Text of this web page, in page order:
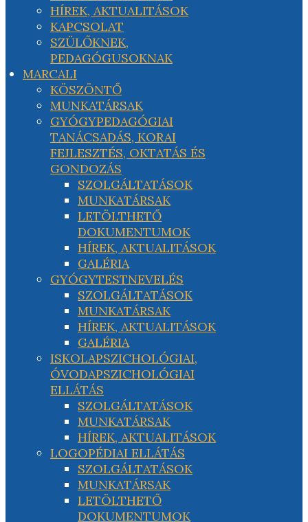
HÍREK, AKTUALITÁSOK
KAPCSOLAT
SZÜLŐKNEK,
PEDAGÓGUSOKNAK
MARCALI
KÖSZÖNTŐ
MUNKATÁRSAK
GYÓGYPEDAGÓGIAI
TANÁCSADÁS, KORAI
FEJLESZTÉS, OKTATÁS ÉS
GONDOZÁS
SZOLGÁLTATÁSOK
MUNKATÁRSAK
LETÖLTHETŐ
DOKUMENTUMOK
HÍREK, AKTUALITÁSOK
GALÉRIA
GYÓGYTESTNEVELÉS
SZOLGÁLTATÁSOK
MUNKATÁRSAK
HÍREK, AKTUALITÁSOK
GALÉRIA
ISKOLAPSZICHOLÓGIAI,
ÓVODAPSZICHOLÓGIAI
ELLÁTÁS
SZOLGÁLTATÁSOK
MUNKATÁRSAK
HÍREK, AKTUALITÁSOK
LOGOPÉDIAI ELLÁTÁS
SZOLGÁLTATÁSOK
MUNKATÁRSAK
LETÖLTHETŐ
DOKUMENTUMOK